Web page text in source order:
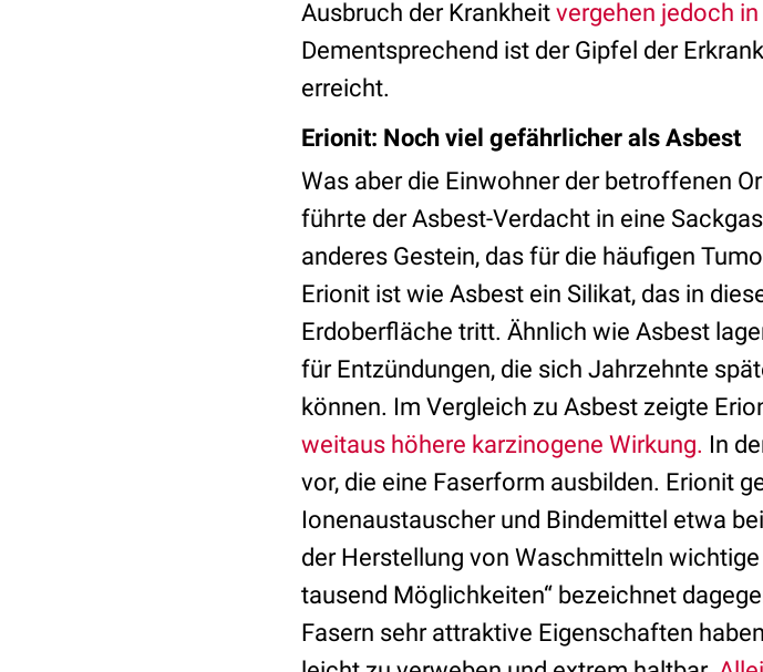
Ausbruch der Krankheit vergehen jedoch
Dementsprechend ist der Gipfel der
erreicht.
Erionit: Noch viel gefährlicher als Asbest
Was aber die Einwohner der betroffenen
führte der Asbest-Verdacht in eine
anderes Gestein, das für die häufigen
Erionit ist wie Asbest ein Silikat, das in
Erdoberfläche tritt. Ähnlich wie Asbest
für Entzündungen, die sich Jahrzehnte
können. Im Vergleich zu Asbest zeigte
weitaus höhere karzinogene Wirkung. In
vor, die eine Faserform ausbilden. Erionit
Ionenaustauscher und Bindemittel etwa
der Herstellung von Waschmitteln
tausend Möglichkeiten“ bezeichnet
Fasern sehr attraktive Eigenschaften